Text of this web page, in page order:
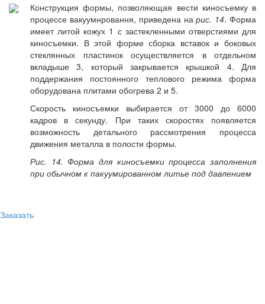
Конструкция формы, позволяющая вести киносъемку в
процессе вакуумнровання, приведена нарис. 14. Форма
имеет литой кожух 1 с застекленными отверстиями для
киносъемки. В этой форме сборка вставок и боковых
стеклянных пластинок осуществляется в отдельном
вкладыше 3, который закрывается крышкой 4. Для
поддержания постоянного теплового режима форма
оборудована плитами обогрева 2 и 5.
Скорость киносъемки выбирается от 3000 до 6000
кадров в секунду. При таких скоростях появляется
возможность детального рассмотрения процесса
движения металла в полости формы.
Рис. 14. Форма для киносъемки процесса заполнения
при обычном к пакуумированном литье под давлением
Заказать